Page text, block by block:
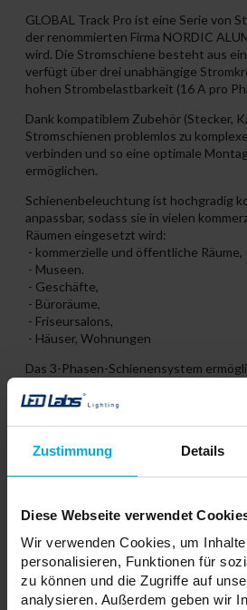
Zustimmung Details
Diese Webseite verwendet
Wir verwenden Cookies, um
personalisieren, Funktionen für
zu können und die Zugriffe auf
analysieren. Außerdem geben wir
GLOBAL Track Pro ist eine Serie von
der renommierten Firma NORDIC
wird. Die Stromschiene besteht aus
verfügt über drei unabhängige
hohen Strombelastbarkeit (16 A pro
Dank kompatiblem Zubehör (Stecker,
Stromschienen problemlos zu
verbinden und so eine optimale
ermöglichen.
Schienenbeleuchtung ist hochgradig
anpassbar, sodass sie in vielen
Räumen eingesetzt wird:
- kommerzielle und öffentliche Räume,
- Museen.
- Geschäfte,
- Büroräume,
- Friseursalons,
- Häuser, Wohnungen
Das 3-Phasen-Schienensystem
eine individuelle Steuerung, wodurch
Verwandte